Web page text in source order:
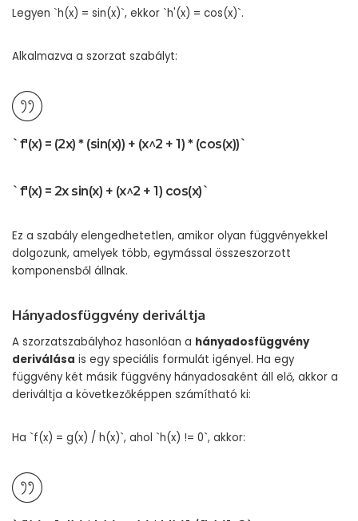
Legyen `h(x) = sin(x)`, ekkor `h'(x) = cos(x)`.
Alkalmazva a szorzat szabályt:
`f'(x) = (2x) * (sin(x)) + (x^2 + 1) * (cos(x))`
`f'(x) = 2x sin(x) + (x^2 + 1) cos(x)`
Ez a szabály elengedhetetlen, amikor olyan függvényekkel
dolgozunk, amelyek több, egymással összeszorzott
komponensből állnak.
Hányadosfüggvény deriváltja
A szorzatszabályhoz hasonlóan a hányadosfüggvény
deriválása is egy speciális formulát igényel. Ha egy
függvény két másik függvény hányadosaként áll elő, akkor a
deriváltja a következőképpen számítható ki:
Ha `f(x) = g(x) / h(x)`, ahol `h(x) != 0`, akkor: